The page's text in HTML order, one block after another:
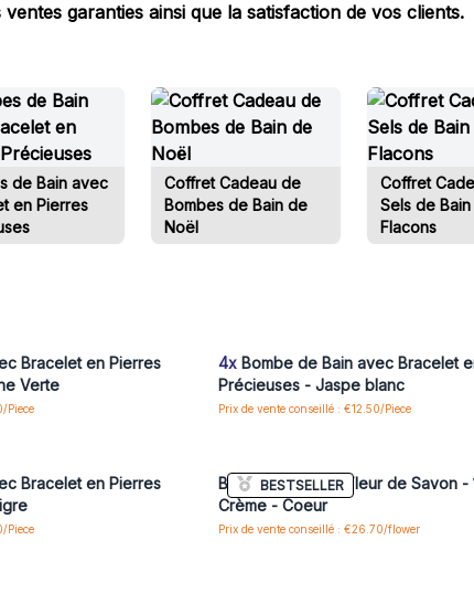
garanties ainsi que la satisfaction de vos clients.
de Bain avec
en Pierres
Coffret Cadeau de
Bombes de Bain de
Noël
Coffret
Sels de
Flacons
Bracelet en Pierres
Verte
Piece
4x Bombe de Bain avec Bracelet
Précieuses - Jaspe blanc
Prix de vente conseillé : €12.50/Piece
Bracelet en Pierres
Piece
BESTSELLER
Bouquet Cadeau Fleur de Savon -
Crème - Coeur
Prix de vente conseillé : €26.70/flower